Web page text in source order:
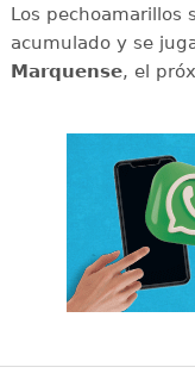
Los pechoamarillos
acumulado y se
Marquense, el